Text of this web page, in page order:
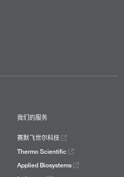
我们的服务
赛默飞世尔科技
Thermo Scientific
Applied Biosystems